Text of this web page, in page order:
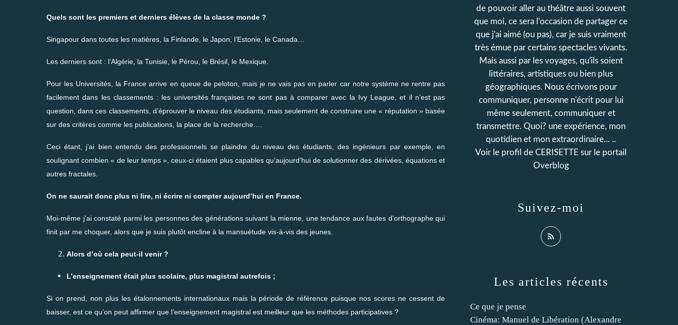
Quels sont les premiers et derniers élèves de la classe monde ?
Singapour dans toutes les matières, la Finlande, le Japon, l’Estonie, le Canada…
Les derniers sont : l’Algérie, la Tunisie, le Pérou, le Brésil, le Mexique.
Pour les Universités, la France arrive en queue de peloton, mais je ne vais pas en parler car notre système ne rentre pas
facilement dans les classements : les universités françaises ne sont pas à comparer avec la Ivy League, et il n’est pas
question, dans ces classements, d’éprouver le niveau des étudiants, mais seulement de construire une « réputation » basée
sur des critères comme les publications, la place de la recherche….
Ceci étant, j’ai bien entendu des professionnels se plaindre du niveau des étudiants, des ingénieurs par exemple, en
soulignant combien « de leur temps », ceux-ci étaient plus capables qu’aujourd’hui de solutionner des dérivées, équations et
autres fractales.
On ne saurait donc plus ni lire, ni écrire ni compter aujourd’hui en France.
Moi-même j’ai constaté parmi les personnes des générations suivant la mienne, une tendance aux fautes d’orthographe qui
finit par me choquer, alors que je suis plutôt encline à la mansuétude vis-à-vis des jeunes.
Alors d’où cela peut-il venir ?
L’enseignement était plus scolaire, plus magistral autrefois ;
Si on prend, non plus les étalonnements internationaux mais la période de référence puisque nos scores ne cessent de
baisser, est ce qu’on peut affirmer que l’enseignement magistral est meilleur que les méthodes participatives ?
Les articles récents
Ce que je pense
Cinéma: Manuel de Libération (Alexandre
Suivez-moi
de pouvoir aller au théâtre aussi souvent
que moi, ce sera l'occasion de partager ce
que j'ai aimé (ou pas), car je suis vraiment
très émue par certains spectacles vivants.
Mais aussi par les voyages, qu'ils soient
littéraires, artistiques ou bien plus
géographiques. Nous écrivons pour
communiquer, personne n'écrit pour lui
même seulement, communiquer et
transmettre. Quoi? une expérience, mon
quotidien et mon extraordinaire... ..
Voir le profil de CERISETTE sur le portail
Overblog